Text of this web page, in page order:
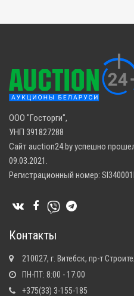
ООО "Госторги",
УНП 391827288
Сайт auction24.by успешно
09.03.2021.
Регистрационный номер:
Контакты
210027, г. Витебск, пр-т
ПН-ПТ: 8:00 - 17:00
+375(33) 3-155-185